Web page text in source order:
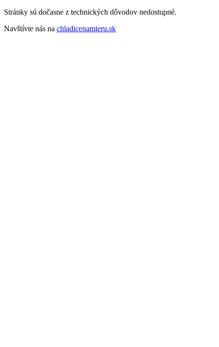
Stránky sú dočasne z technických dôvodov nedostupné.
Navštívte nás na chladicenamieru.sk